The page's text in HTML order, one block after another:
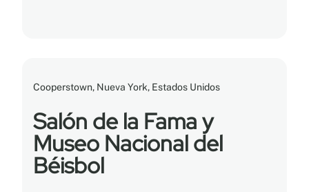
Cooperstown, Nueva York, Estados Unidos
Salón de la Fama y
Museo Nacional del
Béisbol